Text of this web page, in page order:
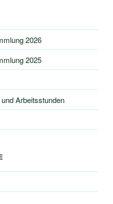
2026
2025
Arbeitsstunden